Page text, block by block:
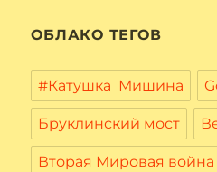
ОБЛАКО ТЕГОВ
#Катушка_Мишина
Бруклинский мост
Вторая Мировая война